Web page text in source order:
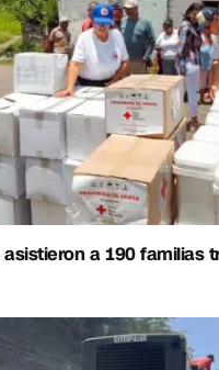
asistieron a 190 familias